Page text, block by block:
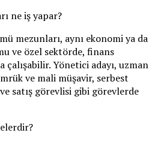
ne iş yapar?
mezunları, aynı ekonomi ya da
ve özel sektörde, finans
Yönetici adayı, uzman
ve mali müşavir, serbest
satış görevlisi gibi görevlerde